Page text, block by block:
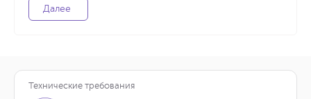
Далее
Технические требования